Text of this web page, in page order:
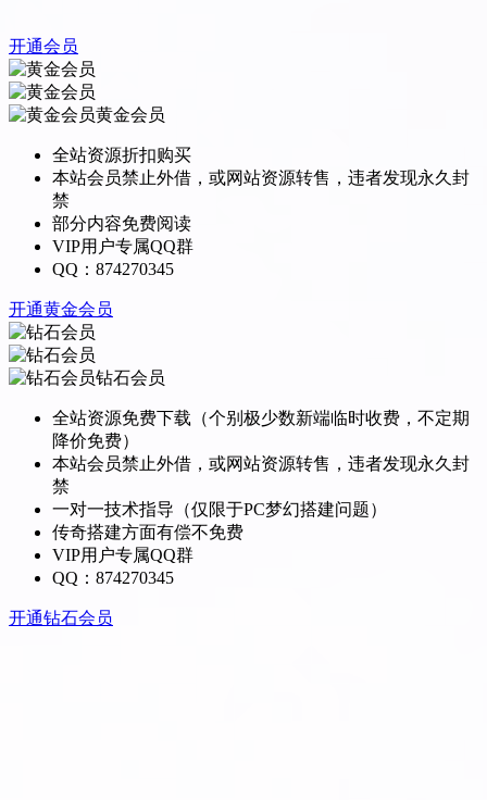
开通会员
黄金会员
全站资源折扣购买
本站会员禁止外借，或网站资源转售，违者发现永久封
禁
部分内容免费阅读
VIP用户专属QQ群
QQ：874270345
开通黄金会员
钻石会员
全站资源免费下载（个别极少数新端临时收费，不定期
降价免费）
本站会员禁止外借，或网站资源转售，违者发现永久封
禁
一对一技术指导（仅限于PC梦幻搭建问题）
传奇搭建方面有偿不免费
VIP用户专属QQ群
QQ：874270345
开通钻石会员